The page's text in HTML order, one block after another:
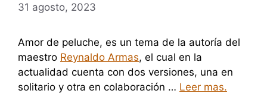
31 agosto, 2023
Amor de peluche, es un tema de la autoría del
maestro Reynaldo Armas, el cual en la
actualidad cuenta con dos versiones, una en
solitario y otra en colaboración … Leer mas.